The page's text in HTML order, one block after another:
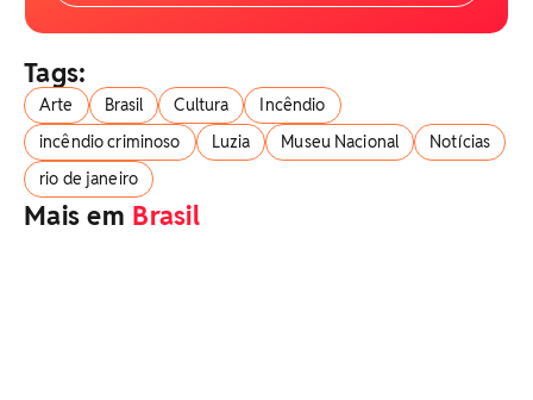
Tags:
Arte Brasil Cultura
Incêndio
incêndio criminoso
Luzia Museu Nacional
Notícias
rio de janeiro
Mais em Brasil